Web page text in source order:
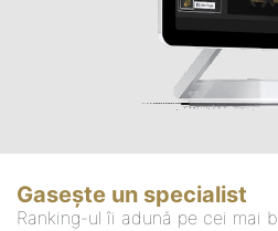
Gasește un specialist
Ranking-ul îi adună pe cei mai